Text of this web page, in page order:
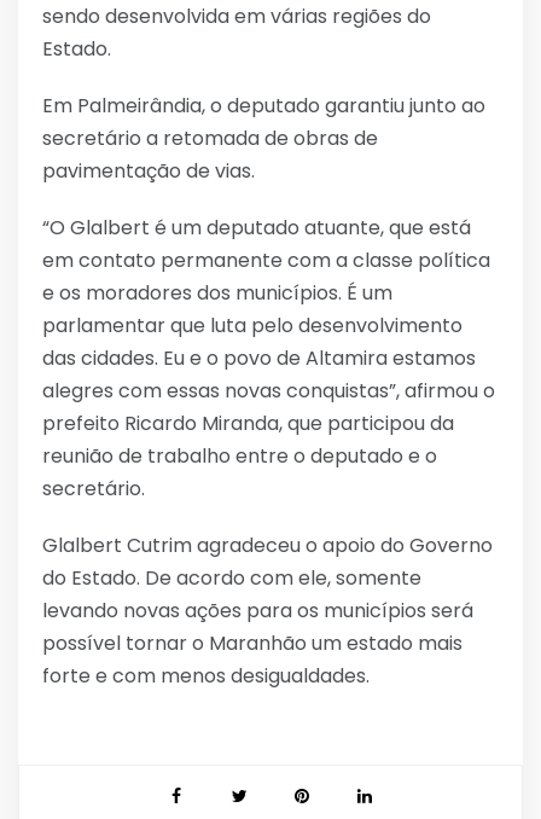
sendo desenvolvida em várias regiões do
Estado.
Em Palmeirândia, o deputado garantiu junto ao
secretário a retomada de obras de
pavimentação de vias.
“O Glalbert é um deputado atuante, que está
em contato permanente com a classe política
e os moradores dos municípios. É um
parlamentar que luta pelo desenvolvimento
das cidades. Eu e o povo de Altamira estamos
alegres com essas novas conquistas”, afirmou o
prefeito Ricardo Miranda, que participou da
reunião de trabalho entre o deputado e o
secretário.
Glalbert Cutrim agradeceu o apoio do Governo
do Estado. De acordo com ele, somente
levando novas ações para os municípios será
possível tornar o Maranhão um estado mais
forte e com menos desigualdades.